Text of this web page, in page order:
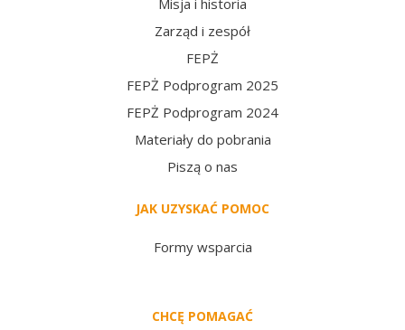
CHCĘ POMAGAĆ
JAK UZYSKAĆ POMOC
Formy wsparcia
Misja i historia
Zarząd i zespół
FEPŻ
FEPŻ Podprogram 2025
FEPŻ Podprogram 2024
Materiały do pobrania
Piszą o nas